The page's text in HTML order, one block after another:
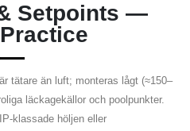
Setpoints —
tätare än luft; monteras lågt (≈150–
läckagekällor och poolpunkter.
klassade höljen eller